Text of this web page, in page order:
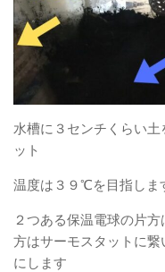
水槽に３センチくらい
ット
温度は３９℃を目指しま
２つある保温電球の片
方はサーモスタットに
にします